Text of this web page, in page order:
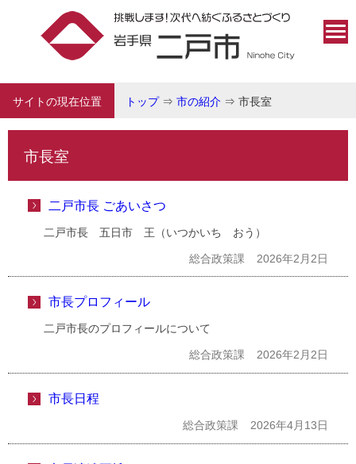
サイトの現在位置 トップ⇒ 市の紹介 ⇒ 市長室
市長室
二戸市長 ごあいさつ
二戸市長 五日市 王（いつかいち おう）
総合政策課 2026年2月2日
市長プロフィール
二戸市長のプロフィールについて
総合政策課 2026年2月2日
市長日程
総合政策課 2026年4月13日